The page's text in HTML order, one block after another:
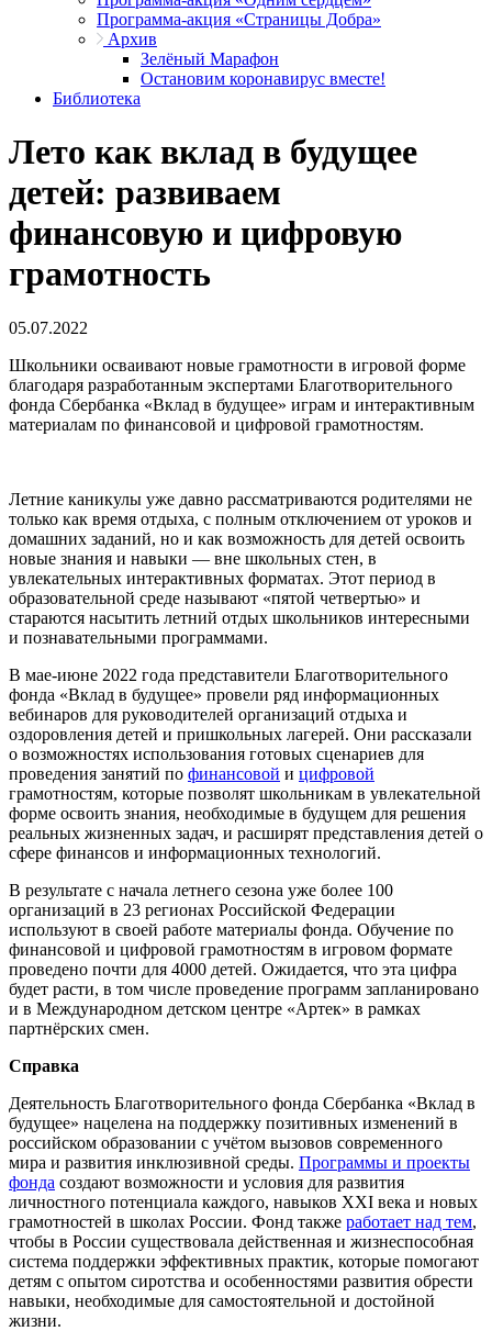
Программа-акция «Страницы Добра»
Архив
Зелёный Марафон
Остановим коронавирус вместе!
Библиотека
Лето как вклад в будущее
детей: развиваем
финансовую и цифровую
грамотность
05.07.2022
Школьники осваивают новые грамотности в игровой форме
благодаря разработанным экспертами Благотворительного
фонда Сбербанка «Вклад в будущее» играм и интерактивным
материалам по финансовой и цифровой грамотностям.
Летние каникулы уже давно рассматриваются родителями не
только как время отдыха, с полным отключением от уроков и
домашних заданий, но и как возможность для детей освоить
новые знания и навыки — вне школьных стен, в
увлекательных интерактивных форматах. Этот период в
образовательной среде называют «пятой четвертью» и
стараются насытить летний отдых школьников интересными
и познавательными программами.
В мае-июне 2022 года представители Благотворительного
фонда «Вклад в будущее» провели ряд информационных
вебинаров для руководителей организаций отдыха и
оздоровления детей и пришкольных лагерей. Они рассказали
о возможностях использования готовых сценариев для
проведения занятий по финансовой и цифровой
грамотностям, которые позволят школьникам в увлекательной
форме освоить знания, необходимые в будущем для решения
реальных жизненных задач, и расширят представления детей о
сфере финансов и информационных технологий.
В результате с начала летнего сезона уже более 100
организаций в 23 регионах Российской Федерации
используют в своей работе материалы фонда. Обучение по
финансовой и цифровой грамотностям в игровом формате
проведено почти для 4000 детей. Ожидается, что эта цифра
будет расти, в том числе проведение программ запланировано
и в Международном детском центре «Артек» в рамках
партнёрских смен.
Справка
Деятельность Благотворительного фонда Сбербанка «Вклад в
будущее» нацелена на поддержку позитивных изменений в
российском образовании с учётом вызовов современного
мира и развития инклюзивной среды. Программы и проекты
фонда создают возможности и условия для развития
личностного потенциала каждого, навыков XXI века и новых
грамотностей в школах России. Фонд также работает над тем,
чтобы в России существовала действенная и жизнеспособная
система поддержки эффективных практик, которые помогают
детям с опытом сиротства и особенностями развития обрести
навыки, необходимые для самостоятельной и достойной
жизни.